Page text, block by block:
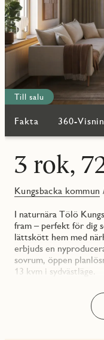
Till salu
Fakta 360-
3 rok,
Kungsbacka kommun
I naturnära Tölö
fram – perfekt för dig
lättskött hem med
erbjuds en
sovrum, öppen
13 kvm i sydvästläge.
Bostaden har en
välkomnande hall
Genomgående i